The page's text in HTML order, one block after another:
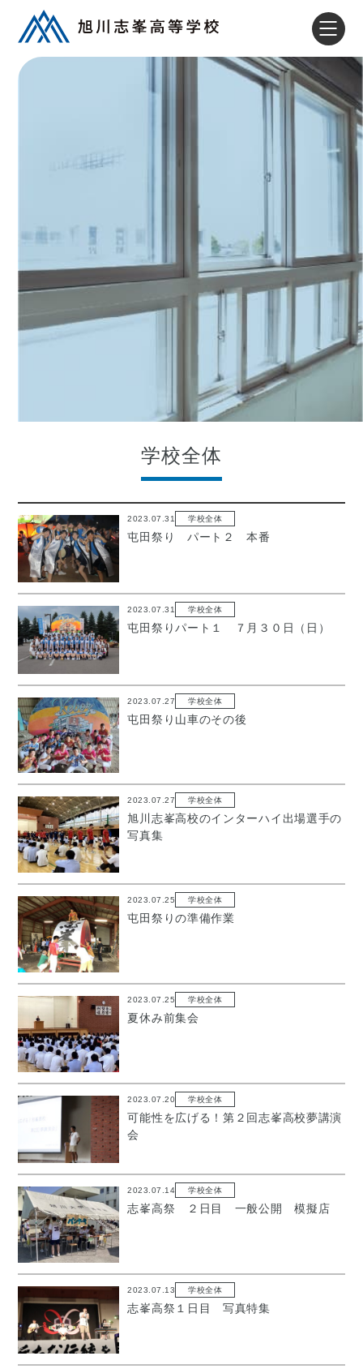
学校全体
2023.07.31 学校全体
屯田祭り パート２ 本番
2023.07.31 学校全体
屯田祭りパート１ ７月３０日（日）
2023.07.27 学校全体
屯田祭り山車のその後
2023.07.27 学校全体
旭川志峯高校のインターハイ出場選手の
写真集
2023.07.25 学校全体
屯田祭りの準備作業
2023.07.25 学校全体
夏休み前集会
2023.07.20 学校全体
可能性を広げる！第２回志峯高校夢講演
会
2023.07.14 学校全体
志峯高祭 ２日目 一般公開 模擬店
2023.07.13 学校全体
志峯高祭１日目 写真特集